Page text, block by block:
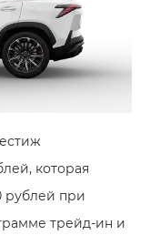
которая
рублей при
трейд-ин и